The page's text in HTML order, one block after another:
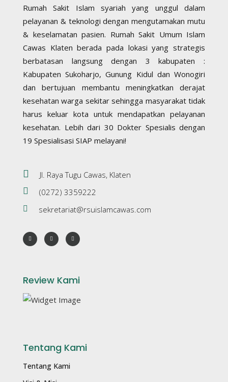
Rumah Sakit Islam syariah yang unggul dalam
pelayanan & teknologi dengan mengutamakan mutu
& keselamatan pasien. Rumah Sakit Umum Islam
Cawas Klaten berada pada lokasi yang strategis
berbatasan langsung dengan 3 kabupaten :
Kabupaten Sukoharjo, Gunung Kidul dan Wonogiri
dan bertujuan membantu meningkatkan derajat
kesehatan warga sekitar sehingga masyarakat tidak
harus keluar kota untuk mendapatkan pelayanan
kesehatan. Lebih dari 30 Dokter Spesialis dengan
19 Spesialisasi SIAP melayani!
Jl. Raya Tugu Cawas, Klaten
(0272) 3359222
sekretariat@rsuislamcawas.com
Review Kami
Tentang Kami
Tentang Kami